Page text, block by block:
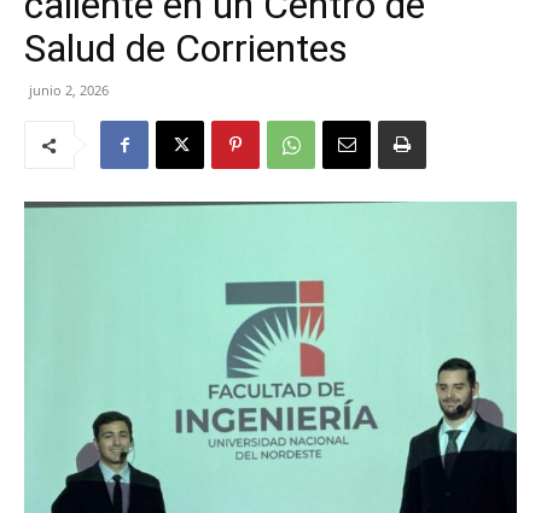
Salud de Corrientes
junio 2, 2026